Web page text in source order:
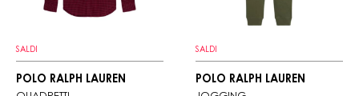
SALDI
POLO RALPH LAUREN
SALDI
POLO RALPH LAUREN